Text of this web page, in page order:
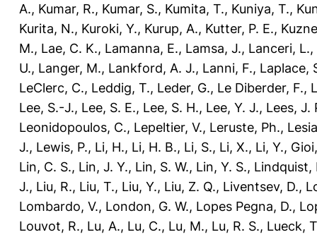
A., Kumar, R., Kumar, S., Kumita, T., Kuniya, T.,
Kurita, N., Kuroki, Y., Kurup, A., Kutter, P. E.,
M., Lae, C. K., Lamanna, E., Lamsa, J., Lanceri, L.,
U., Langer, M., Lankford, A. J., Lanni, F., Laplace,
LeClerc, C., Leddig, T., Leder, G., Le Diberder, F.,
Lee, S.-J., Lee, S. E., Lee, S. H., Lee, Y. J., Lees, J.
Leonidopoulos, C., Lepeltier, V., Leruste, Ph.,
J., Lewis, P., Li, H., Li, H. B., Li, S., Li, X., Li, Y.,
Lin, C. S., Lin, J. Y., Lin, S. W., Lin, Y. S., Lindquist,
J., Liu, R., Liu, T., Liu, Y., Liu, Z. Q., Liventsev, D.,
Lombardo, V., London, G. W., Lopes Pegna, D.,
Louvot, R., Lu, A., Lu, C., Lu, M., Lu, R. S., Lueck,